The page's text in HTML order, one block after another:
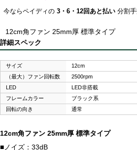
今ならペイディの 3・6・12回あと払い 分割
12cm角ファン 25mm厚 標準タイプ
詳細スペック
サイズ
12cm
（最大）ファン回転数
2500rpm
LED
LED非搭載
フレームカラー
ブラック系
回転の向き
通常
12cm角ファン 25mm厚 標準タイプ
■ノイズ：33dB